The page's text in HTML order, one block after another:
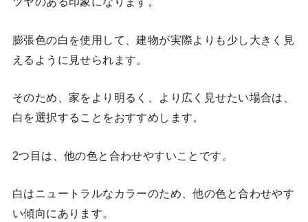
膨張色の白を使用して、建物が実際よりも少し大きく見
えるように見せられます。
そのため、家をより明るく、より広く見せたい場合は、
白を選択することをおすすめします。
2つ目は、他の色と合わせやすいことです。
白はニュートラルなカラーのため、他の色と合わせやす
い傾向にあります。